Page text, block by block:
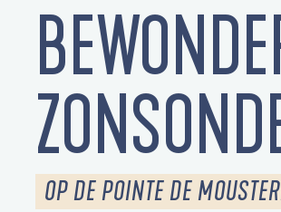
OP DE POINTE DE